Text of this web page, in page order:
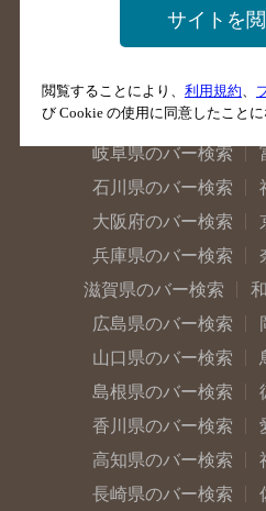
新潟県のバー検索
神奈川県のバー検索
埼玉県のバー検索
静岡県のバー検索
岐阜県のバー検索
石川県のバー検索
大阪府のバー検索
兵庫県のバー検索
滋賀県のバー検索
広島県のバー検索
山口県のバー検索
島根県のバー検索
香川県のバー検索
高知県のバー検索
長崎県のバー検索
サイトを
閲覧することにより、 利用規約、
び Cookie の使用に同意したことに